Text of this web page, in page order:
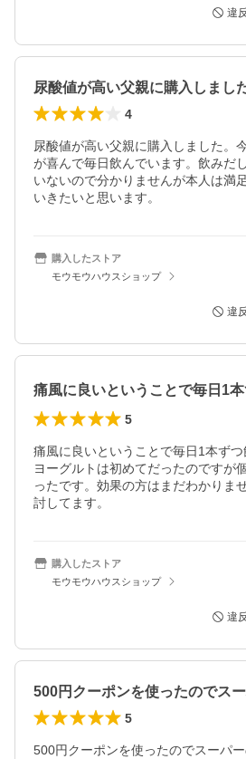
違
4
尿酸値が高い父親に購入しました。
が喜んで毎日飲んでいます。飲みだ
いないので分かりませんが本人は満
いきたいと思います。
購入したストア
モウモウハウスショップ
違
5
痛風に良いということで毎日1本ず
ヨーグルトは初めてだったのですが
ったです。効果の方はまだわかりま
討してます。
購入したストア
モウモウハウスショップ
違
500円クーポンを使ったのでス
5
500円クーポンを使ったのでスーパ